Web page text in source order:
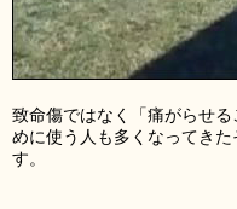
致命傷ではなく「痛がらせ
めに使う人も多くなってき
す。